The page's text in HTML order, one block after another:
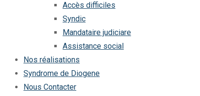
Accès difficiles
Syndic
Mandataire judiciare
Assistance social
Nos réalisations
Syndrome de Diogene
Nous Contacter